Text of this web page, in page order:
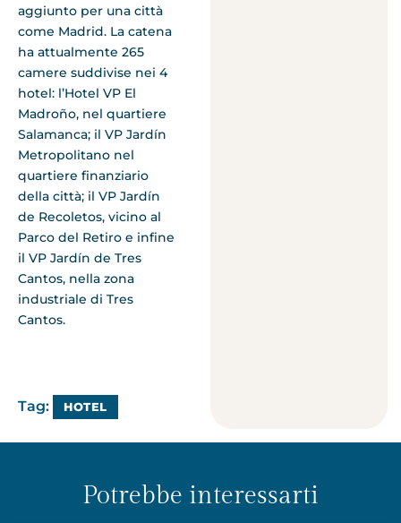
aggiunto per una città
come Madrid. La catena
ha attualmente 265
camere suddivise nei 4
hotel: l’Hotel VP El
Madroño, nel quartiere
Salamanca; il VP Jardín
Metropolitano nel
quartiere finanziario
della città; il VP Jardín
de Recoletos, vicino al
Parco del Retiro e infine
il VP Jardín de Tres
Cantos, nella zona
industriale di Tres
Cantos.
Tag: HOTEL
Potrebbe interessarti